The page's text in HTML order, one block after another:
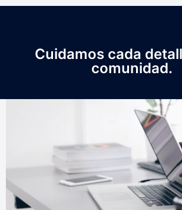
Cuidamos cada
comunidad.